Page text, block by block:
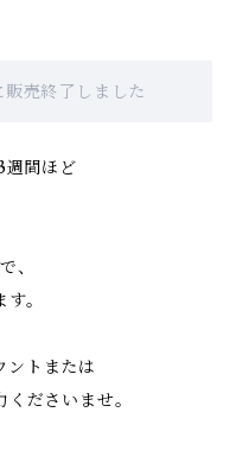
売終了しました
間ほど
、
。
トまたは
ださいませ。